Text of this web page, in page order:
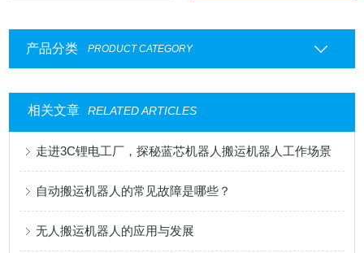
产品分类 PRODUCT CATEGORY
相关文章 RELATED ARTICLES
走进3C锂电工厂，探秘蓝芯机器人搬运机器人工作场景
自动搬运机器人的常见故障是哪些？
无人搬运机器人的应用与发展